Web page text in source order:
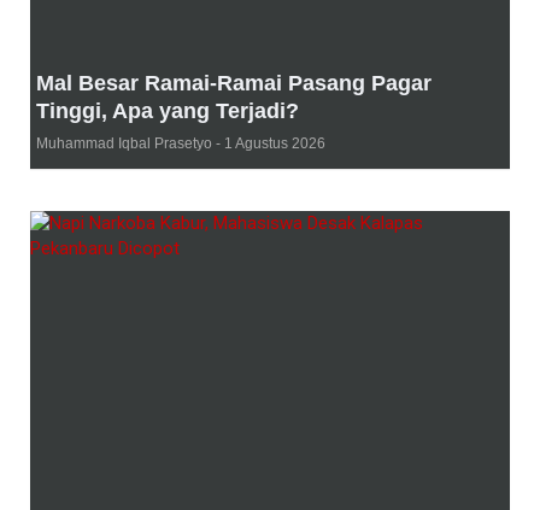
Mal Besar Ramai-Ramai Pasang Pagar
Tinggi, Apa yang Terjadi?
Muhammad Iqbal Prasetyo 1 Agustus 2026